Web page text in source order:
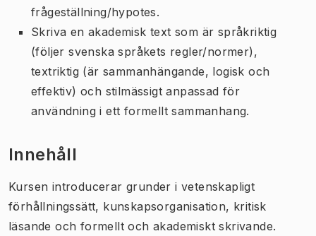
frågeställning/hypotes.
Skriva en akademisk text som är språkriktig
(följer svenska språkets regler/normer),
textriktig (är sammanhängande, logisk och
effektiv) och stilmässigt anpassad för
användning i ett formellt sammanhang.
Innehåll
Kursen introducerar grunder i vetenskapligt
förhållningssätt, kunskapsorganisation, kritisk
läsande och formellt och akademiskt skrivande.